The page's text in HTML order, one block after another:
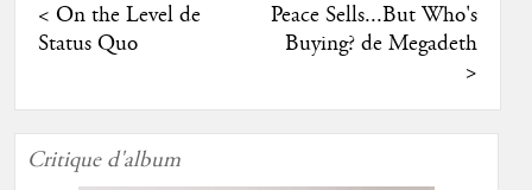
< On the Level de
Status Quo
Peace Sells...But Who's
Buying? de Megadeth
>
Critique d'album